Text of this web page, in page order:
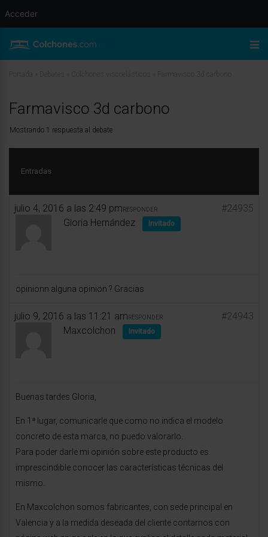
Farmavisco 3d carbono
Mostrando 1 respuesta al debate
Entradas
julio 4, 2016 a las 2:49 pm #24935
RESPONDER
Gloria Hernández Invitado
opinionn alguna opinion ? Gracias
julio 9, 2016 a las 11:21 am #24943
RESPONDER
Maxcolchon Invitado
Buenas tardes Gloria,
En 1ª lugar, comunicarle que como no indica el modelo
concreto de esta marca, no puedo valorarlo.
Para poder darle mi opinión sobre este producto es
imprescindible conocer las características técnicas del
mismo.
En Maxcolchon somos fabricantes, con sede principal en
Valencia y a la medida deseada del cliente contamos con
Acceder